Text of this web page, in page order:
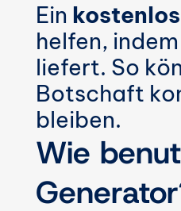
Ein
helfen,
liefert. So
Botschaft
bleiben.
Wie